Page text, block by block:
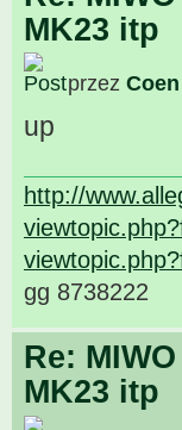
MK23 itp
przez Coen
up
http://
gg 8738222
Re:
MK23 itp